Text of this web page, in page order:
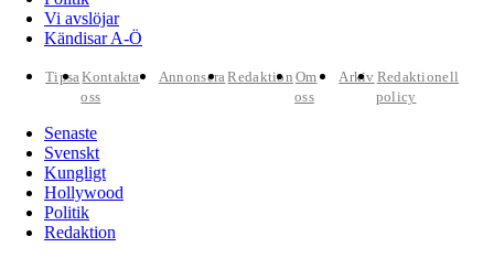
Vi avslöjar
Kändisar A-Ö
TipsaKontakta
oss
AnnonseraRedaktion Om
oss
Arkiv Redaktionell
policy
Senaste
Svenskt
Kungligt
Hollywood
Politik
Redaktion